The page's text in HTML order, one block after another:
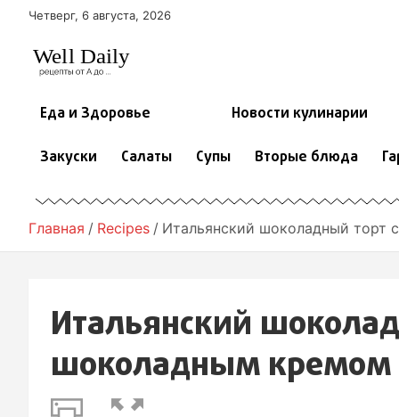
Четверг, 6 августа, 2026
Еда и Здоровье Новости кулинарии
Закуски Салаты Супы Вторые блюда
Главная Recipes Итальянский шоколадный торт
Итальянский
шоколадным кремом